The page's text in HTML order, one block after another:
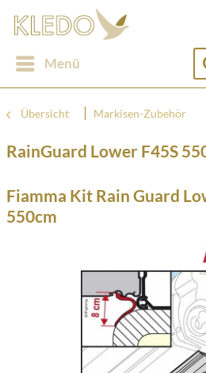
Menü
Übersicht Markisen-Zubehör
RainGuard Lower F45S
Fiamma Kit Rain Guard
550cm